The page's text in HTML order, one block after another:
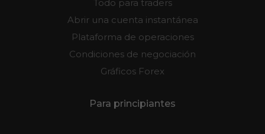
Todo para traders
Abrir una cuenta instantánea
Plataforma de operaciones
Condiciones de negociación
Gráficos Forex
Para principiantes